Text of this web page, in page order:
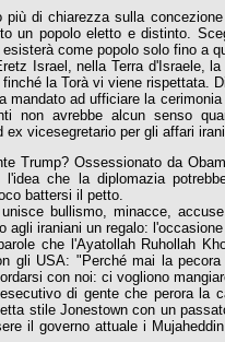
di chiarezza sulla
un popolo eletto e distinto.
esisterà come popolo solo fino a
Israel, nella Terra d'Israele,
la Torà vi viene rispettata.
mandato ad ufficiare la
non avrebbe alcun senso
vicesegretario per gli affari
Trump? Ossessionato da
che la diplomazia
battersi il petto.
bullismo, minacce,
agli iraniani un regalo:
che l'Ayatollah Ruhollah
gli USA: "Perché mai la
con noi: ci vogliono
di gente che perora la
stile Jonestown con un
il governo attuale i